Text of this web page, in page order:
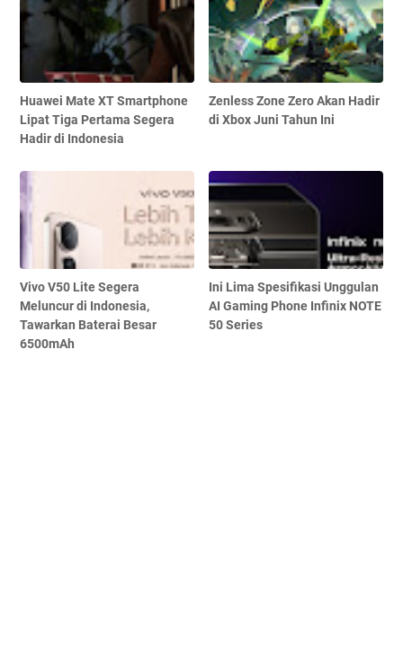
Huawei Mate XT Smartphone
Lipat Tiga Pertama Segera
Hadir di Indonesia
Zenless Zone Zero Akan Hadir
di Xbox Juni Tahun Ini
Vivo V50 Lite Segera
Meluncur di Indonesia,
Tawarkan Baterai Besar
6500mAh
Ini Lima Spesifikasi Unggulan
AI Gaming Phone Infinix NOTE
50 Series